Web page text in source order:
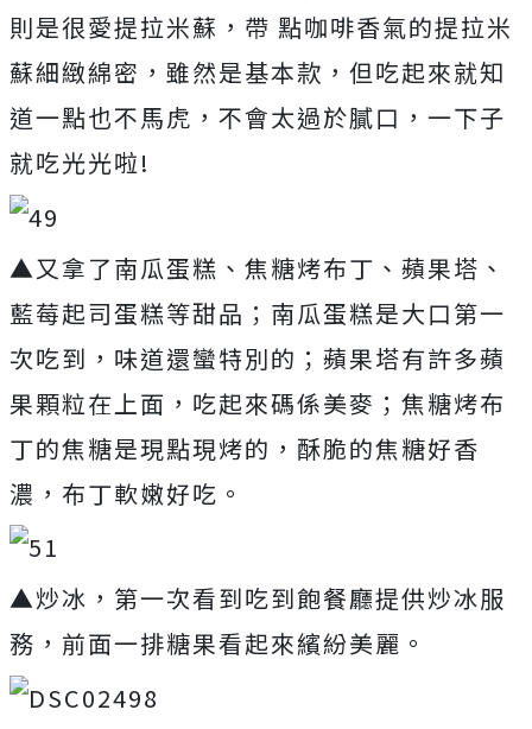
則是很愛提拉米蘇，帶 點咖啡香氣的提拉米
蘇細緻綿密，雖然是基本款，但吃起來就知
道一點也不馬虎，不會太過於膩口，一下子
就吃光光啦!
▲又拿了南瓜蛋糕、焦糖烤布丁、蘋果塔、
藍莓起司蛋糕等甜品；南瓜蛋糕是大口第一
次吃到，味道還蠻特別的；蘋果塔有許多蘋
果顆粒在上面，吃起來碼係美麥；焦糖烤布
丁的焦糖是現點現烤的，酥脆的焦糖好香
濃，布丁軟嫩好吃。
▲炒冰，第一次看到吃到飽餐廳提供炒冰服
務，前面一排糖果看起來繽紛美麗。